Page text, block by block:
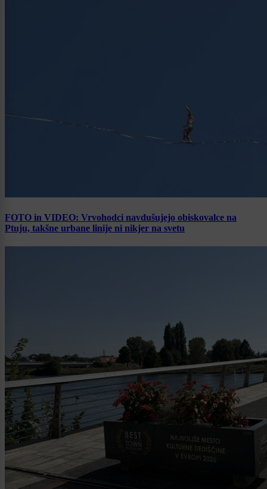
FOTO in VIDEO: Vrvohodci navdušujejo obiskovalce na
Ptuju, takšne urbane linije ni nikjer na svetu